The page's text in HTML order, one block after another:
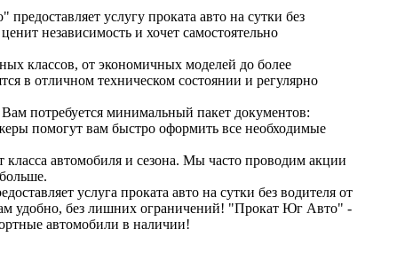
услугу проката авто на сутки без
независимость и хочет самостоятельно
классов, от экономичных моделей до более
в отличном техническом состоянии и регулярно
потребуется минимальный пакет документов:
помогут вам быстро оформить все необходимые
класса автомобиля и сезона. Мы часто проводим акции
услуга проката авто на сутки без водителя от
удобно, без лишних ограничений! "Прокат Юг Авто" -
автомобили в наличии!